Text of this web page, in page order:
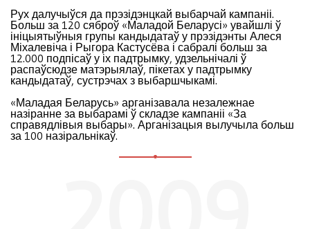
Рух далучыўся да прэзідэнцкай выбарчай кампаніі.
Больш за 120 сяброў «Маладой Беларусі» увайшлі ў
ініцыятыўныя групы кандыдатаў у прэзідэнты Алеся
Міхалевіча і Рыгора Кастусёва і сабралі больш за
12.000 подпісаў у іх падтрымку, удзельнічалі ў
распаўсюдзе матэрыялаў, пікетах у падтрымку
кандыдатаў, сустрэчах з выбаршчыкамі.
«Маладая Беларусь» арганізавала незалежнае
назіранне за выбарамі ў складзе кампаніі «За
справядлівыя выбары». Арганізацыя вылучыла больш
за 100 назіральнікаў.